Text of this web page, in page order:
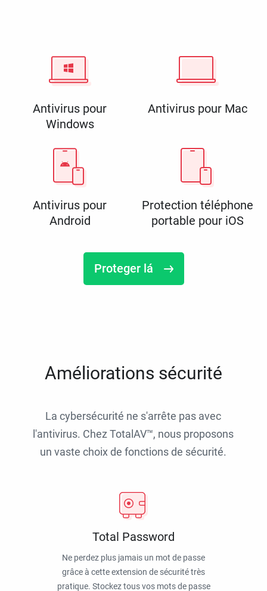
Antivirus pour
Windows
Antivirus pour Mac
Antivirus pour
Android
Protection téléphone
portable pour iOS
Proteger lá
Améliorations sécurité
La cybersécurité ne s'arrête pas avec
l'antivirus. Chez TotalAV™, nous proposons
un vaste choix de fonctions de sécurité.
Total Password
Ne perdez plus jamais un mot de passe
grâce à cette extension de sécurité très
pratique. Stockez tous vos mots de passe